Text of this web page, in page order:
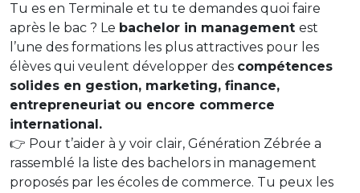
Tu es en Terminale et tu te demandes quoi faire
après le bac ? Le bachelor in management est
l’une des formations les plus attractives pour les
élèves qui veulent développer des compétences
solides en gestion, marketing, finance,
entrepreneuriat ou encore commerce
international.
👉 Pour t’aider à y voir clair, Génération Zébrée a
rassemblé la liste des bachelors in management
proposés par les écoles de commerce. Tu peux les